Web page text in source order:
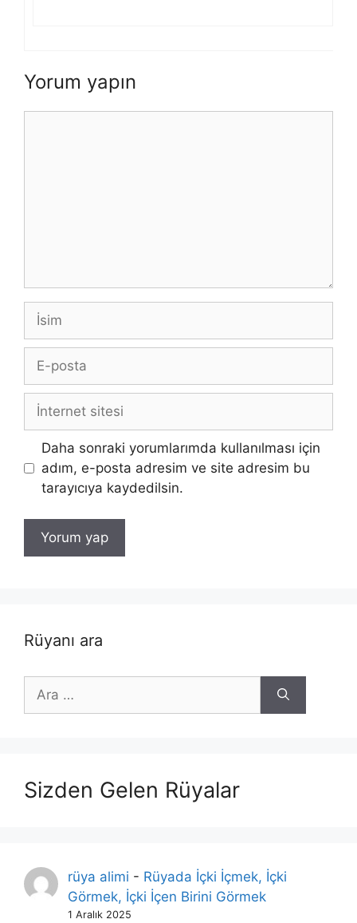
Yorum yapın
İsim
posta
İnternet
Daha sonraki yorumlarımda kullanılması için
adım, e-posta adresim ve site adresim bu
tarayıcıya kaydedilsin.
Rüyanı ara
ara
Sizden Gelen Rüyalar
rüya alimi - Rüyada İçki İçmek, İçki
Görmek, İçki İçen Birini Görmek
1 Aralık 2025